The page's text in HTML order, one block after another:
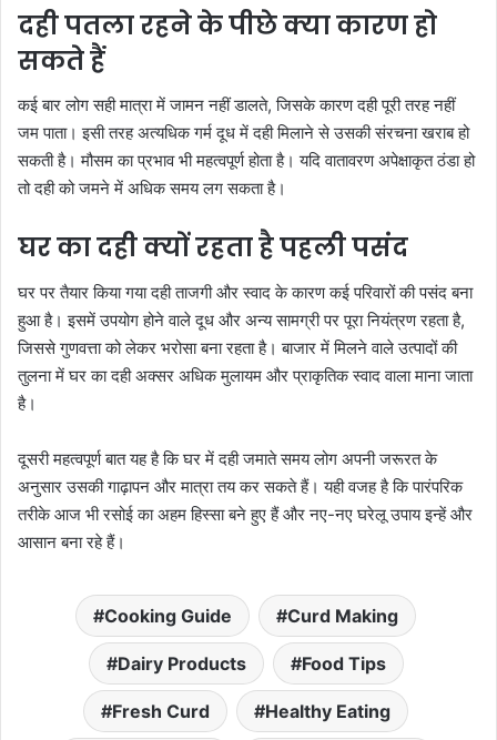
दही पतला रहने के पीछे क्या कारण हो
सकते हैं
कई बार लोग सही मात्रा में जामन नहीं डालते, जिसके कारण दही पूरी तरह नहीं
जम पाता। इसी तरह अत्यधिक गर्म दूध में दही मिलाने से उसकी संरचना खराब हो
सकती है। मौसम का प्रभाव भी महत्वपूर्ण होता है। यदि वातावरण अपेक्षाकृत ठंडा हो
तो दही को जमने में अधिक समय लग सकता है।
घर का दही क्यों रहता है पहली पसंद
घर पर तैयार किया गया दही ताजगी और स्वाद के कारण कई परिवारों की पसंद बना
हुआ है। इसमें उपयोग होने वाले दूध और अन्य सामग्री पर पूरा नियंत्रण रहता है,
जिससे गुणवत्ता को लेकर भरोसा बना रहता है। बाजार में मिलने वाले उत्पादों की
तुलना में घर का दही अक्सर अधिक मुलायम और प्राकृतिक स्वाद वाला माना जाता
है।
दूसरी महत्वपूर्ण बात यह है कि घर में दही जमाते समय लोग अपनी जरूरत के
अनुसार उसकी गाढ़ापन और मात्रा तय कर सकते हैं। यही वजह है कि पारंपरिक
तरीके आज भी रसोई का अहम हिस्सा बने हुए हैं और नए-नए घरेलू उपाय इन्हें और
आसान बना रहे हैं।
Cooking Guide Curd Making
Dairy Products Food Tips
Fresh Curd Healthy Eating